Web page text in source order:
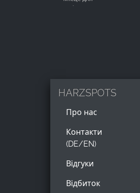
паління на
HARZSPOTS
Про нас
Контакти
(DE/EN)
Відгуки
Відбиток
Збір статистики про
веб-сайту
24 години - 2 роки